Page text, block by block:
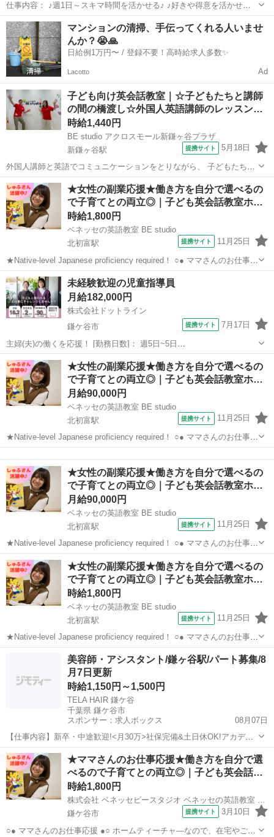
仕事内容： ♪週1日～スキマ時間を活かせる♪ ♪好きや得意を活かせる♪
★小さなお子様向けの出張ピアノ講師★ 生徒様のご家庭に訪問し、ピ
アノ個人レッスン を受け持っていただきます。（お子様対象） 音楽を
奏でる楽しさはもちろ...
千葉 鎌ケ谷市
マンションの清掃、手伝ってくれる人いませ
んか？😭🙏
日給例1万円〜 / 登録不要！高時給求人多数✨
Lacotto Ad
子ども向け英会話教室｜☆子どもたちと講師
の間の橋渡し☆外国人英語講師のレッスン…
時給1,440円
BE studio アクロスモール新鎌ヶ谷プラザ
新鎌ヶ谷駅
提携サイト 5月18日
外国人講師と英語でコミュニケーションをとりながら、 子どもたちが
楽しめるように全身を使って踊ったり、歌ったり、 ゲームなどを使っ
た英会話レッスンのお仕事♪ ■■ シフトの安定性◎子供たちの成長がや
りがいに！ ■■ こども英...
千葉 鎌ケ谷市 新鎌ヶ谷駅 その他
★女性の副業応援★働き方を自分で選べるの
で子育てとの両立◎｜子ども英会話教室ホ…
時給1,800円
ベネッセの英語教室 BE studio
北初富駅
提携サイト 11月25日
★Native-level Japanese proficiency required！ ○● ママさんのお仕事応
援 ●○ ホームティーチャ—なので、在宅やご自宅近くでの勤務！ ご家
庭の都合に応じて、週1日～開校日なども調整...
千葉 鎌ケ谷市 北初富駅 その他
未経験歓迎の児童指導員
月給182,000円
株式会社ドットライン
鎌ケ谷市
提携サイト 7月17日
主婦(夫)の働くを応援！ [勤務日数]： 週5日~5日
09:00~17:00/10:00~17:00/11:00~17:00/10:00~18:00/11:00~18:00 月/
火/水/木/金/土/日 などから選べます ...
千葉 鎌ケ谷市 その他
★女性の副業応援★働き方を自分で選べるの
で子育てとの両立◎｜子ども英会話教室ホ…
月給90,000円
ベネッセの英語教室 BE studio
北初富駅
提携サイト 11月25日
★Native-level Japanese proficiency required！ ○● ママさんのお仕事応
援 ●○ ホームティーチャ—なので、在宅やご自宅近くでの勤務！ ご家
庭の都合に応じて、週1日～開校日なども調整...
★女性の副業応援★働き方を自分で選べるの
で子育てとの両立◎｜子ども英会話教室ホ…
月給90,000円
ベネッセの英語教室 BE studio
北初富駅
提携サイト 11月25日
★Native-level Japanese proficiency required！ ○● ママさんのお仕事応
援 ●○ ホームティーチャ—なので、在宅やご自宅近くでの勤務！ ご家
庭の都合に応じて、週1日～開校日なども調整...
千葉 鎌ケ谷市 北初富駅 その他
★女性の副業応援★働き方を自分で選べるの
で子育てとの両立◎｜子ども英会話教室ホ…
時給1,800円
ベネッセの英語教室 BE studio
北初富駅
提携サイト 11月25日
★Native-level Japanese proficiency required！ ○● ママさんのお仕事応
援 ●○ ホームティーチャ—なので、在宅やご自宅近くでの勤務！ ご家
庭の都合に応じて、週1日～開校日なども調整...
鎌ケ谷市 北初富駅 その他
美容師・アシスタント/鎌ヶ谷駅/パート募集/8
月7日更新
時給1,150円～1,500円
TELA HAIR 鎌ケ谷
千葉県 鎌ケ谷市
スポンサー：求人ボックス
08月07日
【仕事内容】新卒・中途歓迎!<月30万>社保完備&土日休OK!アカデミ
ー完備で半年デビュー <募集職種> 美容師 <仕事内容> アシスタントを
中心としたサロン内業務全般 予約管理、掃除、片付け、在庫管理、新
型コロナ対策(店内消毒や...
アルバイト・パート
★ママさんのお仕事応援★働き方を自分で選
べるので子育てとの両立◎｜子ども英会話…
時給1,800円
株式会社 ベネッセビースタジオ ベネッセの英語教室 BE studio
鎌ケ谷市
提携サイト 3月10日
○● ママさんのお仕事応援 ●○ ホームティーチャ—なので、在宅やご自